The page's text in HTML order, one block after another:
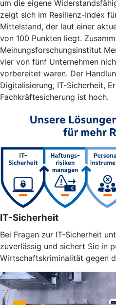
um die eigene
zeigt sich im Resilienz-Index
Mittelstand, der laut einer
von 100 Punkten liegt.
Meinungsforschungsinstitut
vier von fünf Unternehmen
vorbereitet waren. Der
Digitalisierung, IT-Sicherheit,
Fachkräftesicherung ist hoch.
IT-Sicherheit
Bei Fragen zur IT-Sicherheit
zuverlässig und sichert Sie in
Wirtschaftskriminalität gegen